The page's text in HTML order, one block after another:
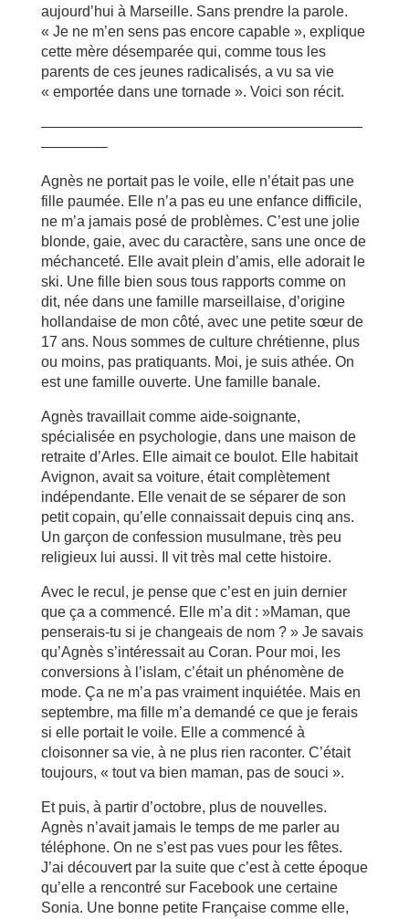
aujourd’hui à Marseille. Sans prendre la parole.
« Je ne m’en sens pas encore capable », explique
cette mère désemparée qui, comme tous les
parents de ces jeunes radicalisés, a vu sa vie
« emportée dans une tornade ». Voici son récit.
——————————————————————
————–
Agnès ne portait pas le voile, elle n’était pas une
fille paumée. Elle n’a pas eu une enfance difficile,
ne m’a jamais posé de problèmes. C’est une jolie
blonde, gaie, avec du caractère, sans une once de
méchanceté. Elle avait plein d’amis, elle adorait le
ski. Une fille bien sous tous rapports comme on
dit, née dans une famille marseillaise, d’origine
hollandaise de mon côté, avec une petite sœur de
17 ans. Nous sommes de culture chrétienne, plus
ou moins, pas pratiquants. Moi, je suis athée. On
est une famille ouverte. Une famille banale.
Agnès travaillait comme aide-soignante,
spécialisée en psychologie, dans une maison de
retraite d’Arles. Elle aimait ce boulot. Elle habitait
Avignon, avait sa voiture, était complètement
indépendante. Elle venait de se séparer de son
petit copain, qu’elle connaissait depuis cinq ans.
Un garçon de confession musulmane, très peu
religieux lui aussi. Il vit très mal cette histoire.
Avec le recul, je pense que c’est en juin dernier
que ça a commencé. Elle m’a dit : »Maman, que
penserais-tu si je changeais de nom ? » Je savais
qu’Agnès s’intéressait au Coran. Pour moi, les
conversions à l’islam, c’était un phénomène de
mode. Ça ne m’a pas vraiment inquiétée. Mais en
septembre, ma fille m’a demandé ce que je ferais
si elle portait le voile. Elle a commencé à
cloisonner sa vie, à ne plus rien raconter. C’était
toujours, « tout va bien maman, pas de souci ».
Et puis, à partir d’octobre, plus de nouvelles.
Agnès n’avait jamais le temps de me parler au
téléphone. On ne s’est pas vues pour les fêtes.
J’ai découvert par la suite que c’est à cette époque
qu’elle a rencontré sur Facebook une certaine
Sonia. Une bonne petite Française comme elle,